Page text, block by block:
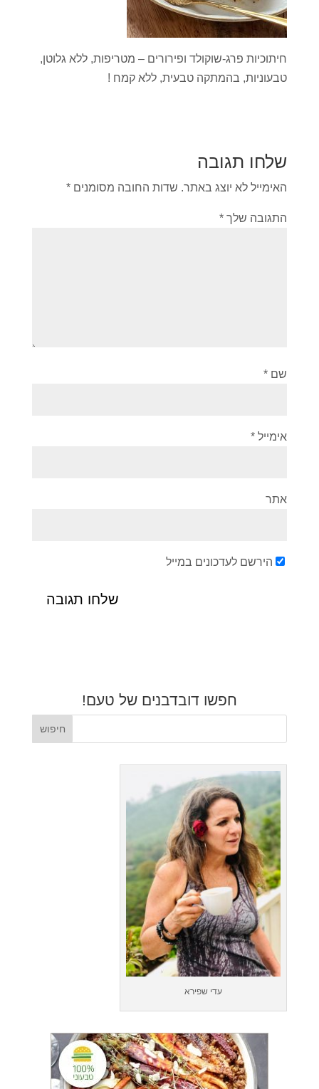
חיתוכיות פרג-שוקולד ופירורים – מטריפות, ללא גלוטן,
טבעוניות, בהמתקה טבעית, ללא קמח !
שלחו תגובה
האימייל לא יוצג באתר. שדות החובה מסומנים *
התגובה שלך *
שם *
אימייל *
אתר
הירשם לעדכונים במייל
חפשו דובדבנים של טעם!
עדי שפירא